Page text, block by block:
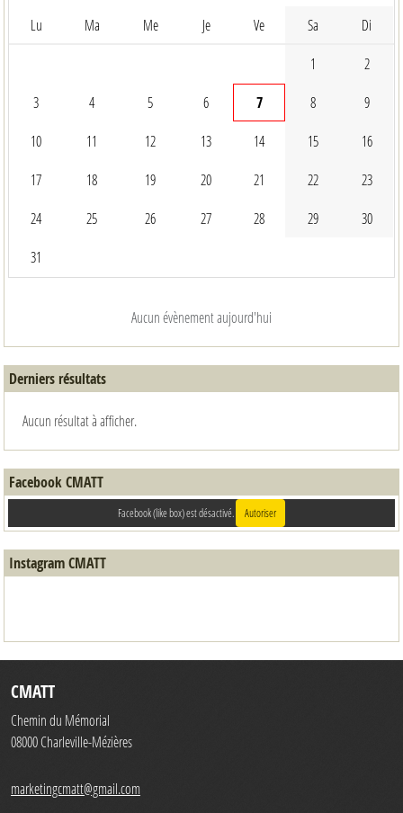
Lu Ma Me Je Ve Sa Di
1 2
3 4 5 6 7 8 9
10 11 12 13 14 15 16
17 18 19 20 21 22 23
24 25 26 27 28 29 30
31
Aucun évènement aujourd'hui
Derniers résultats
Aucun résultat à afficher.
Facebook CMATT
Facebook (like box) est désactivé. Autoriser
Instagram CMATT
CMATT
Chemin du Mémorial
08000Charleville-Mézières
marketingcmatt@gmail.com